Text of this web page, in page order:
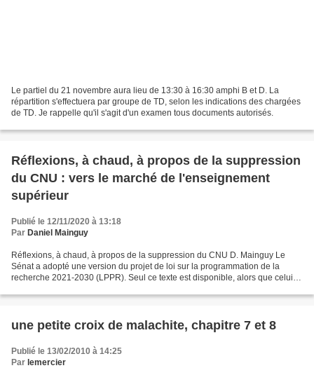
Le partiel du 21 novembre aura lieu de 13:30 à 16:30 amphi B et D. La
répartition s'effectuera par groupe de TD, selon les indications des chargées
de TD. Je rappelle qu'il s'agit d'un examen tous documents autorisés.
Réflexions, à chaud, à propos de la suppression
du CNU : vers le marché de l'enseignement
supérieur
Publié le 12/11/2020 à 13:18
Par Daniel Mainguy
Réflexions, à chaud, à propos de la suppression du CNU D. Mainguy Le
Sénat a adopté une version du projet de loi sur la programmation de la
recherche 2021-2030 (LPPR). Seul ce texte est disponible, alors que celui
une petite croix de malachite, chapitre 7 et 8
Publié le 13/02/2010 à 14:25
Par lemercier